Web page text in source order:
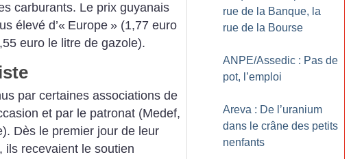
carburants. Le prix guyanais
élevé d’« Europe » (1,77 euro
euro le litre de gazole).
par certaines associations de
et par le patronat (Medef,
Dès le premier jour de leur
ils recevaient le soutien
rue de la Banque, la
rue de la Bourse
ANPE/Assedic : Pas de
pot, l’emploi
Areva : De l’uranium
dans le crâne des petits
nenfants